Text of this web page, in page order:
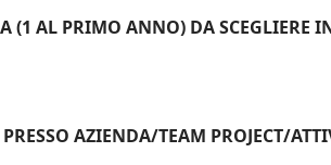
(1 AL PRIMO ANNO) DA SCEGLIERE
AZIENDA/TEAM PROJECT/